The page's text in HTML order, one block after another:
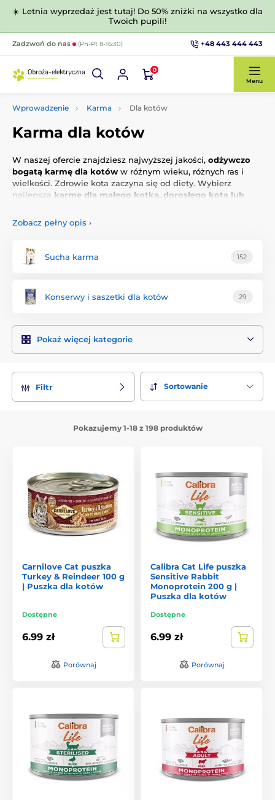
☀️ Letnia wyprzedaż jest tutaj! Do 50% zniżki na wszystko dla
Twoich pupili!
Zadzwoń do nas (Pn-Pt 8-16:30) +48 443 444 443
0
Menu
Wprowadzenie Karma Dla kotów
Karma dla kotów
W naszej ofercie znajdziesz najwyższej jakości, odżywczo
bogatą karmę dla kotów w różnym wieku, różnych ras i
wielkości. Zdrowie kota zaczyna się od diety. Wybierz
najlepszą karmę dla małego kotka, dorosłego kota lub
Zobacz pełny opis ›
Sucha karma 152
Konserwy i saszetki dla kotów 29
Pokaż więcej kategorie
Filtr Sortowanie
Pokazujemy 1-18 z 198 produktów
Carnilove Cat puszka
Turkey & Reindeer 100 g
| Puszka dla kotów
Dostępne
6.99 zł
Porównaj
Calibra Cat Life puszka
Sensitive Rabbit
Monoprotein 200 g |
Puszka dla kotów
Dostępne
6.99 zł
Porównaj